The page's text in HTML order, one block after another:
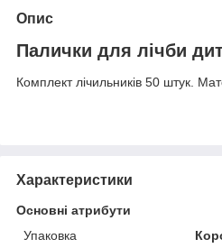
Опис
Палички для лічби
Комплект лічильників 50 штук.
Характеристики
Основні атрибути
Упаковка